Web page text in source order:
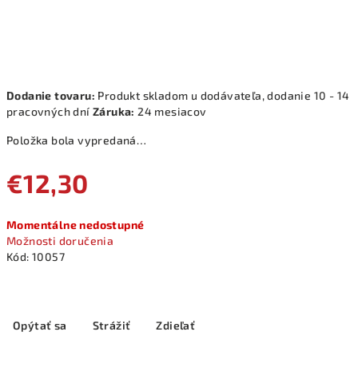
Dodanie tovaru: Produkt skladom u dodávateľa, dodanie 10 - 14
pracovných dníZáruka: 24 mesiacov
Položka bola vypredaná…
€12,30
cena:
Momentálne nedostupné
Možnosti doručenia
Kód: 10057
Opýtať sa Strážiť Zdieľať